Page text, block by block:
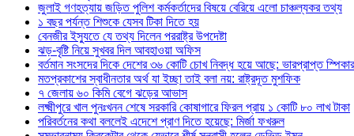
জুলাই গণহত্যায় জড়িত পুলিশ কর্মকর্তাদের বিষয়ে বেরিয়ে এলো চাঞ্চল্যকর তথ্য
১ বছর পর্যন্ত শিশুকে যেসব টিকা দিতে হয়
বেনজীর ইস্যুতে যে তথ্য দিলেন পররাষ্ট্র উপদেষ্টা
ঝড়-বৃষ্টি নিয়ে সুখবর দিল আবহাওয়া অফিস
বর্তমান সংসদের দিকে দেশের ৩৬ কোটি চোখ নিবদ্ধ হয়ে আছে: ভারপ্রাপ্ত স্পিকার
মতপ্রকাশের স্বাধীনতার অর্থ যা ইচ্ছা তাই বলা নয়: রাষ্ট্রদূত মুশফিক
৭ জেলায় ৬০ কিমি বেগে ঝড়ের আভাস
লক্ষ্মীপুরে খাল পুনঃখনন শেষে সরকারি কোষাগারে ফিরল প্রায় ১ কোটি ৮০ লাখ টাকা
পরিবর্তনের কথা বললেই এদেশে প্রাণ দিতে হয়েছে: মির্জা ফখরুল